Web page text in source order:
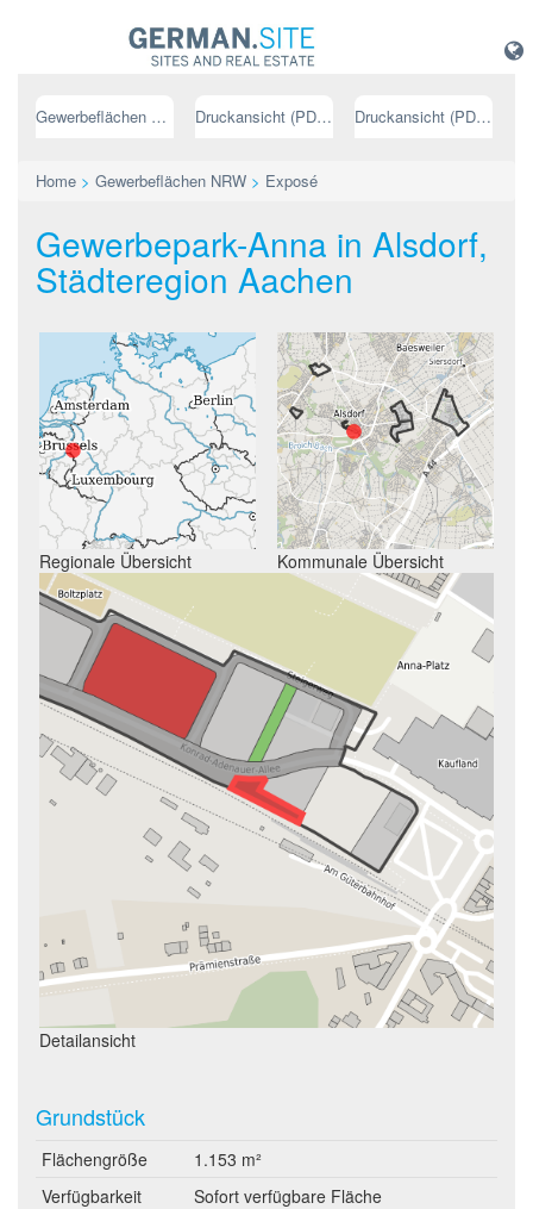
Gewerbeflächen NRW Druckansicht (PDF) // deutsch Druckansicht (PDF) // englisch
Home > Gewerbeflächen NRW > Exposé
Gewerbepark-Anna in Alsdorf,
Städteregion Aachen
Regionale Übersicht Kommunale Übersicht
Detailansicht
Grundstück
Flächengröße
1.153 m²
Verfügbarkeit
Sofort verfügbare Fläche